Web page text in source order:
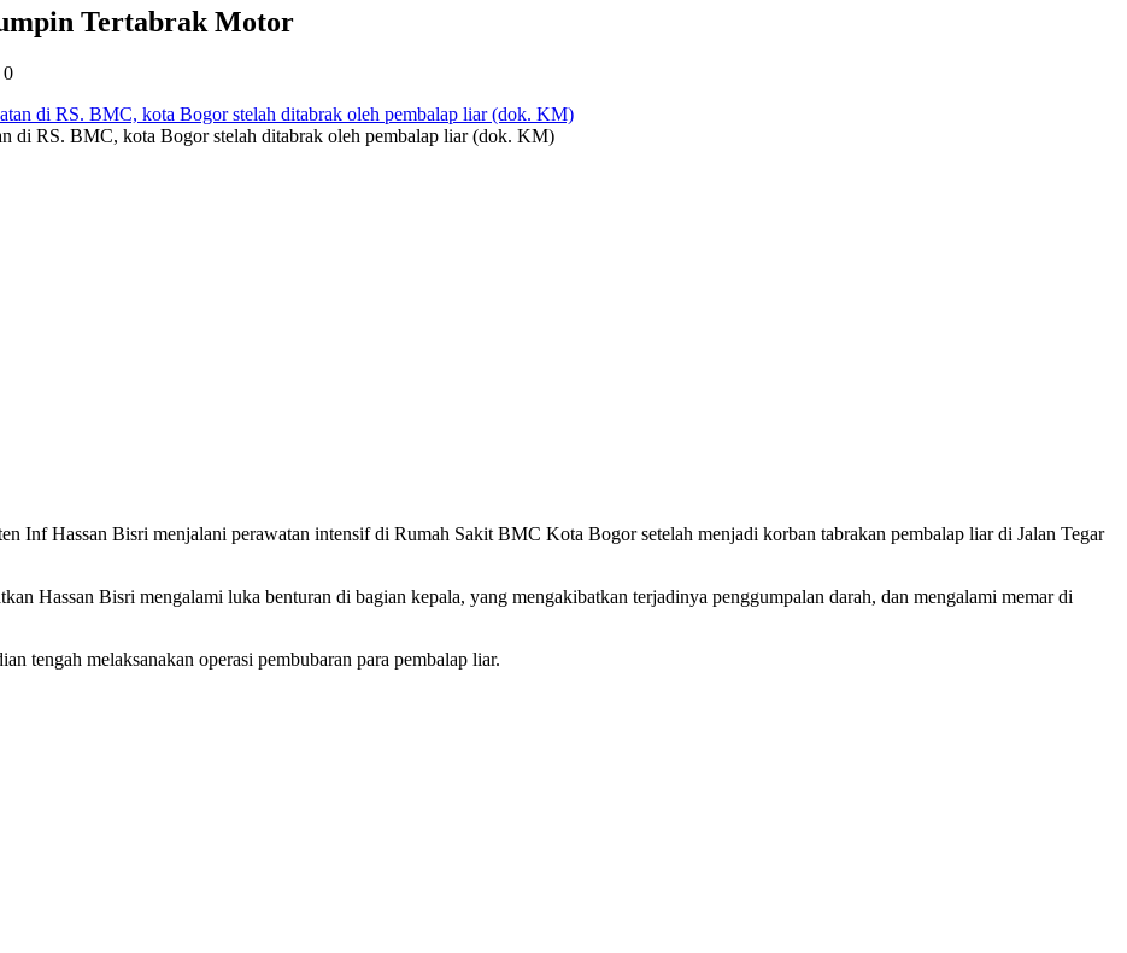
Tertabrak Motor
0
di RS. BMC, kota Bogor stelah ditabrak oleh pembalap liar (dok. KM)
Inf Hassan Bisri menjalani perawatan intensif di Rumah Sakit BMC Kota Bogor setelah menjadi korban tabrakan pembalap liar di Jalan Tegar
Hassan Bisri mengalami luka benturan di bagian kepala, yang mengakibatkan terjadinya penggumpalan darah, dan mengalami memar di
tengah melaksanakan operasi pembubaran para pembalap liar.